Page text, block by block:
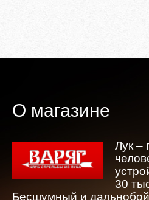
О магазине
Лук –
30
Бесшумный и